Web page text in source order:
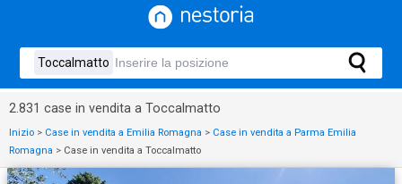
2.831 case in vendita a Toccalmatto
Inizio > Case in vendita a Emilia Romagna > Case in vendita a Parma Emilia
Romagna > Case in vendita a Toccalmatto